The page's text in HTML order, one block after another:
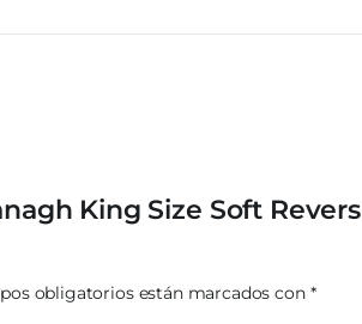
King Size Soft Revers
obligatorios están marcados con *